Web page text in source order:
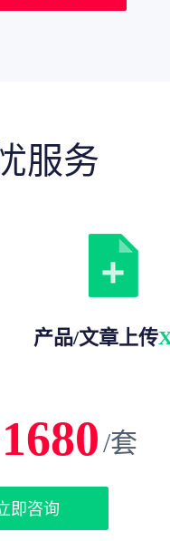
服务
产品/文章上传
1680/套
即咨询